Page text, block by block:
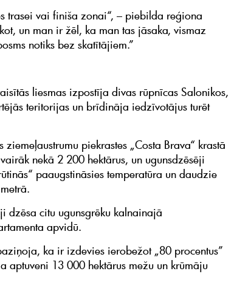
trasei vai finiša zonai“, – piebilda reģiona
un man ir žēl, ka man tas jāsaka, vismaz
notiks bez skatītājiem.”
liesmas izpostīja divas rūpnīcas Salonikos,
teritorijas un brīdināja iedzīvotājus turēt
piekrastes „Costa Brava“ krastā
nekā 2 200 hektārus, un ugunsdzēsēji
paaugstināsies temperatūra un daudzie
dzēsa citu ugunsgrēku kalnainajā
apvidū.
ka ir izdevies ierobežot „80 procentus”
aptuveni 13 000 hektārus mežu un krūmāju